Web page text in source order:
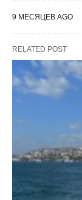
9 МЕСЯЦЕВ AGO
RELATED POST